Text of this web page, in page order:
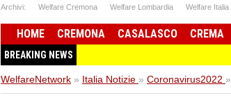
Archivi: Welfare Cremona Welfare Lombardia Welfare Italia
HOME CREMONA CASALASCO CREMA
BREAKING NEWS
WelfareNetwork » Italia Notizie » Coronavirus2022 »